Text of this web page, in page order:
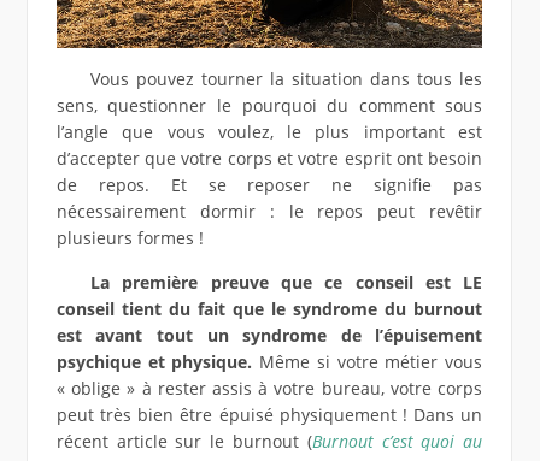
Vous pouvez tourner la situation dans tous les
sens, questionner le pourquoi du comment sous
l’angle que vous voulez, le plus important est
d’accepter que votre corps et votre esprit ont besoin
de repos. Et se reposer ne signifie pas
nécessairement dormir : le repos peut revêtir
plusieurs formes !
La première preuve que ce conseil est LE
conseil tient du fait que le syndrome du burnout
est avant tout un syndrome de l’épuisement
psychique et physique. Même si votre métier vous
« oblige » à rester assis à votre bureau, votre corps
peut très bien être épuisé physiquement ! Dans un
récent article sur le burnout (Burnout c’est quoi au